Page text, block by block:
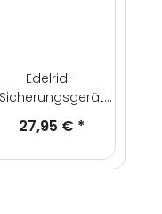
Edelrid -
Sicherungsgerät
"JUL²"
27,95 € *